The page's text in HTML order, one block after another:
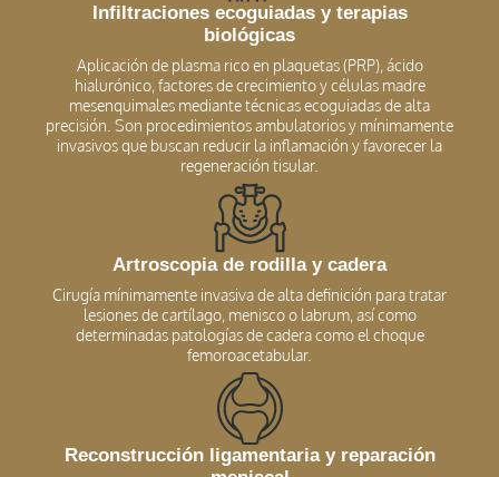
Infiltraciones ecoguiadas y terapias
biológicas
Aplicación de plasma rico en plaquetas (PRP), ácido
hialurónico, factores de crecimiento y células madre
mesenquimales mediante técnicas ecoguiadas de alta
precisión. Son procedimientos ambulatorios y mínimamente
invasivos que buscan reducir la inflamación y favorecer la
regeneración tisular.
Artroscopia de rodilla y cadera
Cirugía mínimamente invasiva de alta definición para tratar
lesiones de cartílago, menisco o labrum, así como
determinadas patologías de cadera como el choque
femoroacetabular.
Reconstrucción ligamentaria y reparación